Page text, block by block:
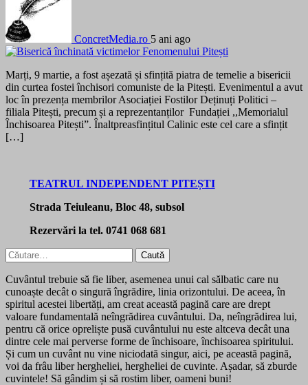
ConcretMedia.ro 5 ani ago
Marți, 9 martie, a fost așezată și sfințită piatra de temelie a bisericii
din curtea fostei închisori comuniste de la Pitești. Evenimentul a avut
loc în prezența membrilor Asociației Fostilor Deținuți Politici –
filiala Pitești, precum și a reprezentanților Fundației ,,Memorialul
Închisoarea Pitești”. Înaltpreasfințitul Calinic este cel care a sfințit
[…]
TEATRUL INDEPENDENT PITEȘTI
Strada Teiuleanu, Bloc 48, subsol
Rezervări la tel. 0741 068 681
Caută
după:
Cuvântul trebuie să fie liber, asemenea unui cal sălbatic care nu
cunoaște decât o singură îngrădire, linia orizontului. De aceea, în
spiritul acestei libertăți, am creat această pagină care are drept
valoare fundamentală neîngrădirea cuvântului. Da, neîngrădirea lui,
pentru că orice opreliște pusă cuvântului nu este altceva decât una
dintre cele mai perverse forme de închisoare, închisoarea spiritului.
Și cum un cuvânt nu vine niciodată singur, aici, pe această pagină,
voi da frâu liber hergheliei, hergheliei de cuvinte. Așadar, să zburde
cuvintele! Să gândim și să rostim liber, oameni buni!